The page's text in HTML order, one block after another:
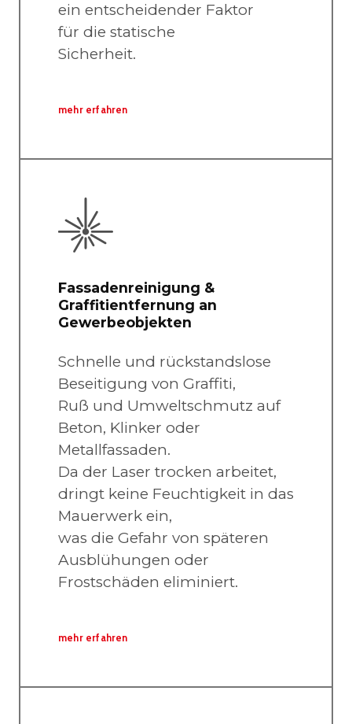
ein entscheidender Faktor
für die statische
Sicherheit.
mehr erfahren
Fassadenreinigung &
Graffitientfernung an
Gewerbeobjekten
Schnelle und rückstandslose
Beseitigung von Graffiti,
Ruß und Umweltschmutz auf
Beton, Klinker oder
Metallfassaden.
Da der Laser trocken arbeitet,
dringt keine Feuchtigkeit in das
Mauerwerk ein,
was die Gefahr von späteren
Ausblühungen oder
Frostschäden eliminiert.
mehr erfahren